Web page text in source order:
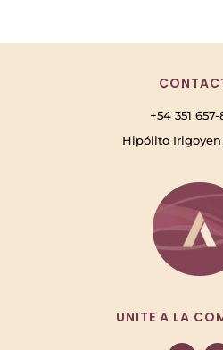
+54 351
Hipólito Irigoyen
UNITE A LA